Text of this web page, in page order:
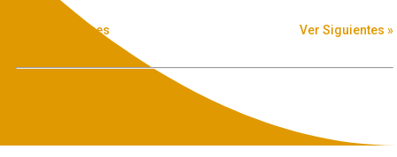
« Ver Anteriores Ver Siguientes »